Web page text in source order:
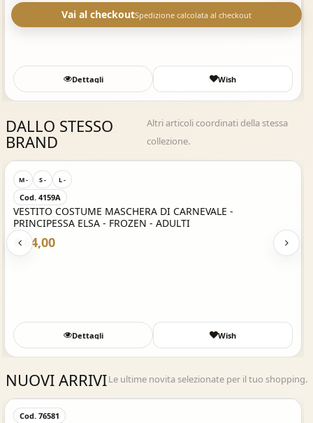
Vai al checkoutSpedizione calcolata al checkout
Dettagli Wish
DALLO STESSO
BRAND
Altri articoli coordinati della stessa
collezione.
Acquisto Veloce
M - S - L -
Cod. 4159A
VESTITO COSTUME MASCHERA DI CARNEVALE -
PRINCIPESSA ELSA - FROZEN - ADULTI
€ 64,00
Dettagli Wish
NUOVI ARRIVILe ultime novita selezionate per il tuo shopping.
Acquisto Veloce
Cod. 76581